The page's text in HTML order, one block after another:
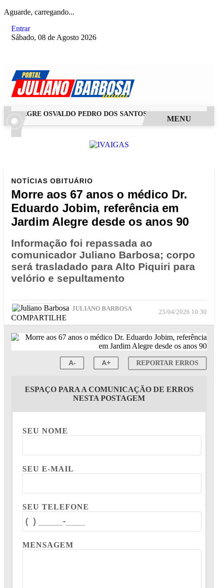
Aguarde, carregando...
Entrar
Sábado, 08 de Agosto 2026
ALEGRE OSVALDO PEDRO DOS SANTOS, O “NEGUINHO DA
MENU
NOTÍCIAS OBITUÁRIO
Morre aos 67 anos o médico Dr.
Eduardo Jobim, referência em
Jardim Alegre desde os anos 90
Informação foi repassada ao
comunicador Juliano Barbosa; corpo
será trasladado para Alto Piquiri para
velório e sepultamento
JULIANO BARBOSA 25/04/2026 10:30
COMPARTILHE
A- A+ REPORTAR ERROS
ESPAÇO PARA A COMUNICAÇÃO DE ERROS
NESTA POSTAGEM
SEU NOME
SEU E-MAIL
SEU TELEFONE
MENSAGEM